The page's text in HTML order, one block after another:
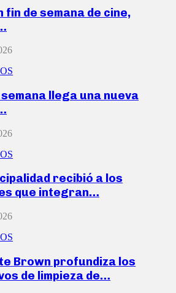
fin de semana de cine,
semana llega una nueva
recibió a los
que integran…
Brown profundiza los
de limpieza de…